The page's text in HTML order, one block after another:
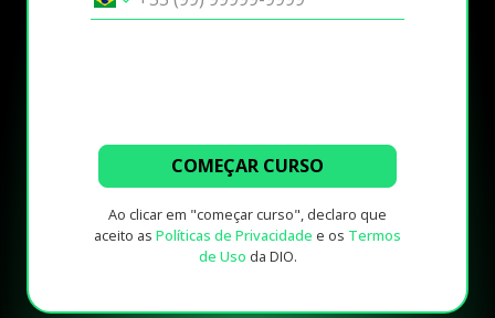
COMEÇAR CURSO
Ao clicar em "começar curso", declaro que
aceito as Políticas de Privacidade e os Termos
de Uso da DIO.